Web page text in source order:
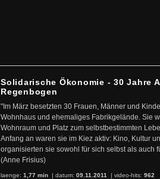
Solidarische Ökonomie - 30 Jahre
Regenbogen
"Im März besetzten 30 Frauen, Männer und
Wohnhaus und ehemaliges Fabrikgelände. Sie
Wohnraum und Platz zum selbstbestimmten
Anfang an waren sie im Kiez aktiv: Kino, Kultur
organisierten sie sowohl für sich selbst als auch
(Anne Frisius)
laenge: 1,77 min | datum: 09.11.2011 | video-hits: 962